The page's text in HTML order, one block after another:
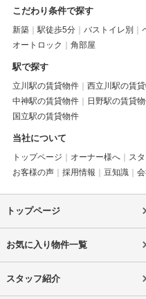
こだわり条件で探す
新築 駅徒歩5分 バストイレ別
オートロック
角部屋
駅で探す
立川駅の賃貸物件 西立川駅の賃
中神駅の賃貸物件
日野駅の賃貸
国立駅の賃貸物件
当社について
トップページ オーナー様へ ス
お客様の声
採用情報 豆知識
トップページ
お気に入り物件一覧
スタッフ紹介